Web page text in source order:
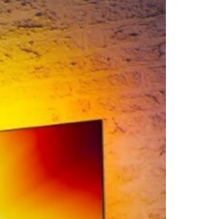
v reálnom čase.
potom upravuje jas a
obnovovaciu